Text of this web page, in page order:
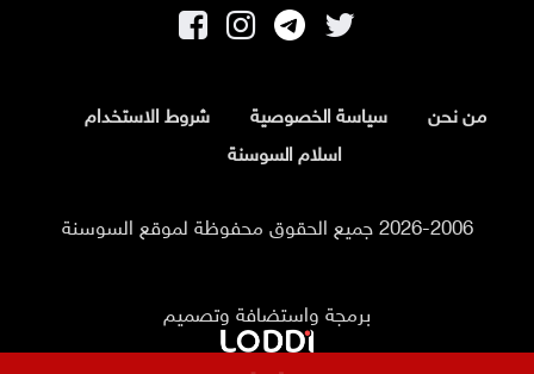
من نحن سياسة الخصوصية
شروط الاستخدام
اسلام السوسنة
2026-2006 جميع الحقوق محفوظة لموقع السوسنة
برمجة واستضافة وتصميم